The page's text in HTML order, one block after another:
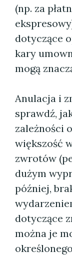
(np. za
dotyczące
kary
mogą
Anulacja i
sprawdź,
zależności
większość
zwrotów
dużym
później,
dotyczące
można je